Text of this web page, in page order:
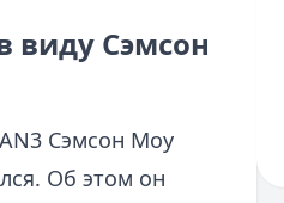
виду Сэмсон
Сэмсон Моу
Об этом он